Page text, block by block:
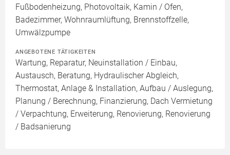
Fußbodenheizung, Photovoltaik, Kamin / Ofen,
Badezimmer, Wohnraumlüftung, Brennstoffzelle,
Umwälzpumpe
ANGEBOTENE TÄTIGKEITEN
Wartung, Reparatur, Neuinstallation / Einbau,
Austausch, Beratung, Hydraulischer Abgleich,
Thermostat, Anlage & Installation, Aufbau / Auslegung,
Planung / Berechnung, Finanzierung, Dach Vermietung
/ Verpachtung, Erweiterung, Renovierung, Renovierung
/ Badsanierung